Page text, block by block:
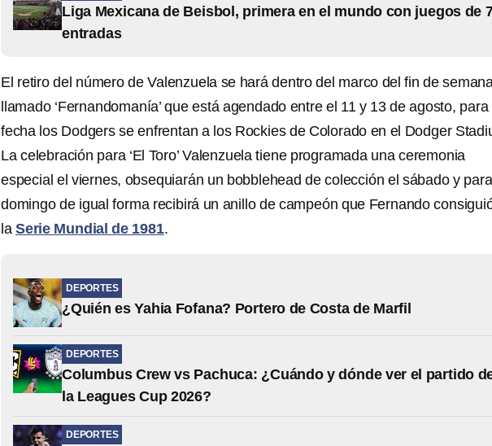
Liga Mexicana de Beisbol, primera en el mundo con juegos de
entradas
El retiro del número de Valenzuela se hará dentro del marco del fin de
llamado ‘Fernandomanía’ que está agendado entre el 11 y 13 de agosto,
fecha los Dodgers se enfrentan a los Rockies de Colorado en el Dodger
La celebración para ‘El Toro’ Valenzuela tiene programada una ceremonia
especial el viernes, obsequiarán un bobblehead de colección el sábado y
domingo de igual forma recibirá un anillo de campeón que Fernando
la Serie Mundial de 1981.
DEPORTES
¿Quién es Yahia Fofana? Portero de Costa de Marfil
DEPORTES
Columbus Crew vs Pachuca: ¿Cuándo y dónde ver el partido
la Leagues Cup 2026?
DEPORTES